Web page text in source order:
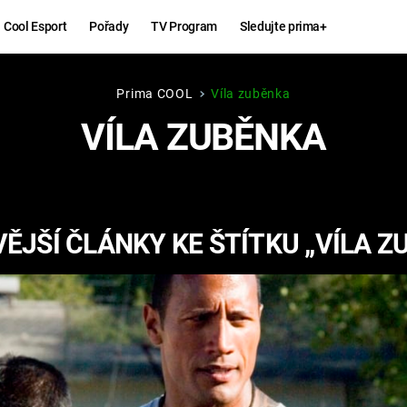
Cool Esport Pořady TV Program Sledujte prima+
Hry
KINGDOM
COME:
DELIVERANCE
ESPORT
CHUCK
NORRIS
Prima COOL Víla zuběnka
VÍLA ZUBĚNKA
ČLÁNKY KE ŠTÍTKU „VÍLA